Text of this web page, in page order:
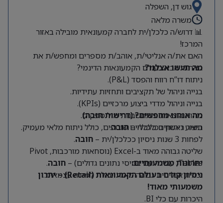
גוש דן, השפלה
משרה מלאה
📊 דרוש/ה כלכלן/ית לחברה קמעונאית מובילה באזור
המרכז!
האם את/ה אנליטי/ת, אוהב/ת מספרים ומחפש/ת את
האתגר הבא בעולם הקמעונאות הדינמי?
מה תעשו אצלנו?
ניתוח דו”ח רווח והפסד (P&L).
בנייה וניהול של תקציבים ותחזיות עתידיות.
בנייה וניהול מדדי ביצוע מרכזיים (KPIs).
ניתוח הוצאות והתחשבנות מול ספקים.
ביצוע ניתוחים כלכליים שוטפים, כולל ניתוח מלאי מעמיק.
מה אנחנו מחפשים? (דרישות חובה)
תואר ראשון בכלכלה –חובה.
לפחות 3 שנות ניסיון ככלכלן/ית –
חובה.
שליטה גבוהה מאוד ב-Excel (נוסחאות מורכבות, Pivot
Tables, עבודה עם בסיסי נתונים גדולים) –
חובה.
יכולת אנליטית גבוהה מאוד ויכולת למידה עצמאית.
יתרונות משמעותיים:
ניסיון קודם בעולם הקמעונאות (Retail) – יתרון
משמעותי מאוד!
היכרות עם כלי BI.